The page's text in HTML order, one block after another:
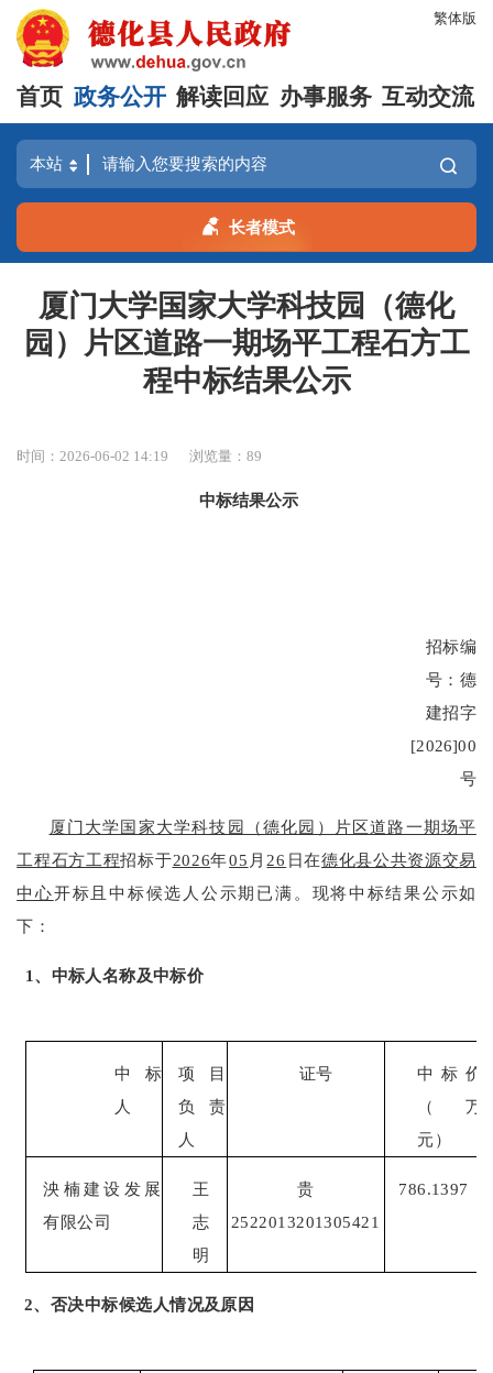
繁体版
首页 政务公开 解读回应 办事服务 互动交流
长者模式
厦门大学国家大学科技园（德化
园）片区道路一期场平工程石方工
程中标结果公示
时间：2026-06-02 14:19 浏览量：89
中标结果公示
招标编
号： 德
建招字
[2026]006
号
厦门大学国家大学科技园（德化园）片区道路一期场平
工程石方工程招标于2026年05 月 26 日在德化县公共资源交易
中心开标且中标候选人公示期已满。现将中标结果公示如
下：
1、中标人名称及中标价
中标
人
项目
负责
人
证号
中标价
（万
元）
泱楠建设发展
有限公司
王
志
明
贵
2522013201305421
786.1397
2、否决中标候选人情况及原因